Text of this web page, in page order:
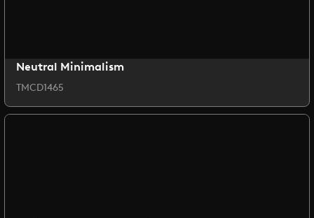
Neutral Minimalism
TMCD1465